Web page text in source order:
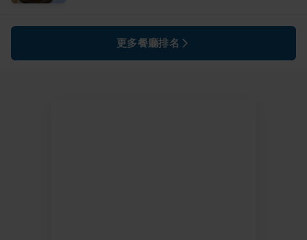
更多餐廳排名